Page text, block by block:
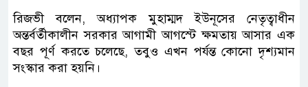
রিজভী বলেন, অধ্যাপক মুহাম্মদ ইউনূসের নেতৃত্বাধীন
অন্তর্বর্তীকালীন সরকার আগামী আগস্টে ক্ষমতায় আসার এক
বছর পূর্ণ করতে চলেছে, তবুও এখন পর্যন্ত কোনো দৃশ্যমান
সংস্কার করা হয়নি।